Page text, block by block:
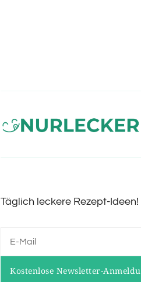
Täglich leckere Rezept-Ideen!